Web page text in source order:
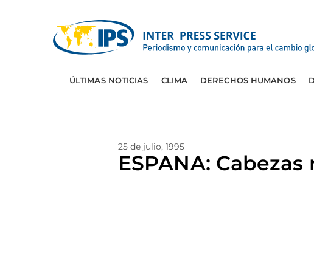
ÚLTIMAS NOTICIAS CLIMA DERECHOS HUMANOS
25 de julio, 1995
ESPANA: